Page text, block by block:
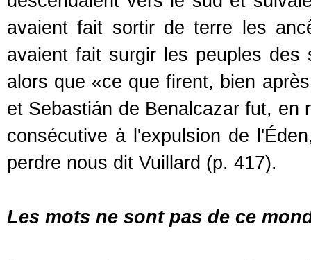
avaient fait sortir de terre les
avaient fait surgir les peuples
alors que «ce que firent, bien
et Sebastián de Benalcazar fut, en
consécutive à l'expulsion de
perdre nous dit Vuillard (p. 417).
Les mots ne sont pas de ce